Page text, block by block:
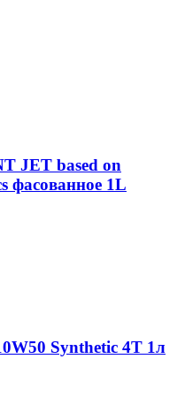
JET based on
фасованное 1L
Synthetic 4T 1л